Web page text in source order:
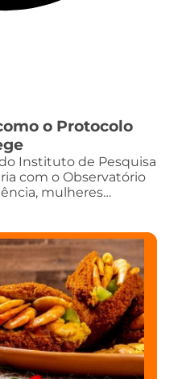
o Protocolo
Instituto de Pesquisa
com o Observatório
mulheres…